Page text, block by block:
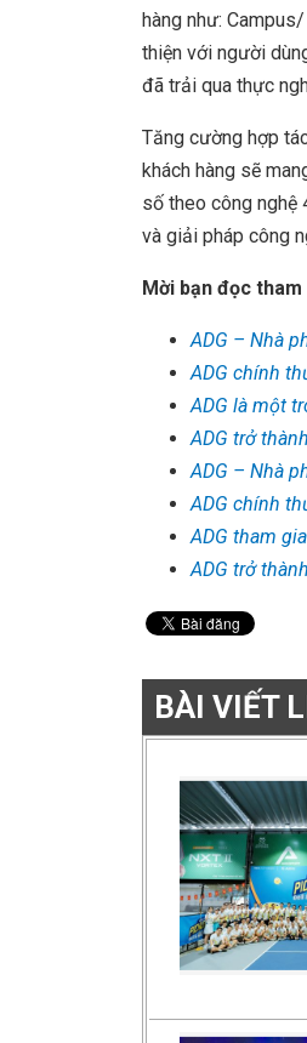
hàng như:
thiện với người
đã trải qua thực
Tăng cường hợp
khách hàng sẽ
số theo công nghệ
và giải pháp công
Mời bạn đọc
ADG – Nhà
ADG chính
ADG là một
ADG trở
ADG – Nhà
ADG chính
ADG tham
ADG trở
BÀI VIẾT